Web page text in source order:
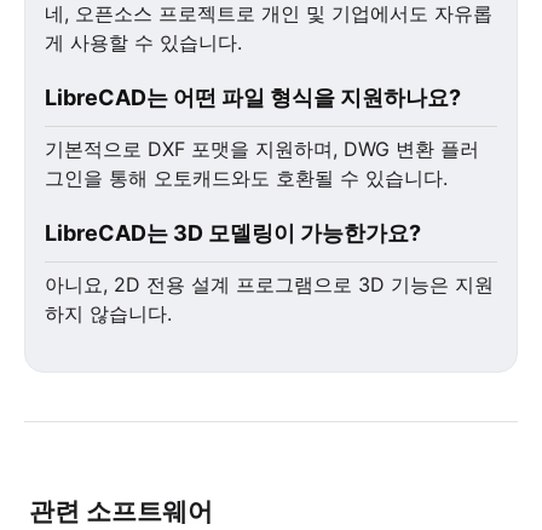
네, 오픈소스 프로젝트로 개인 및 기업에서도 자유롭
게 사용할 수 있습니다.
LibreCAD는 어떤 파일 형식을 지원하나요?
기본적으로 DXF 포맷을 지원하며, DWG 변환 플러
그인을 통해 오토캐드와도 호환될 수 있습니다.
LibreCAD는 3D 모델링이 가능한가요?
아니요, 2D 전용 설계 프로그램으로 3D 기능은 지원
하지 않습니다.
관련 소프트웨어